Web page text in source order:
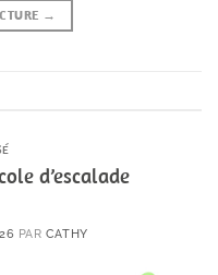
→
d’escalade
PAR CATHY